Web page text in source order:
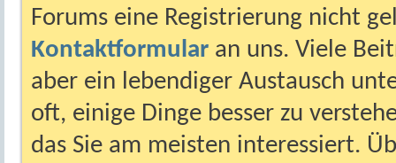
Forums eine Registrierung nicht
Kontaktformular an uns. Viele
aber ein lebendiger Austausch
oft, einige Dinge besser zu
das Sie am meisten interessiert.